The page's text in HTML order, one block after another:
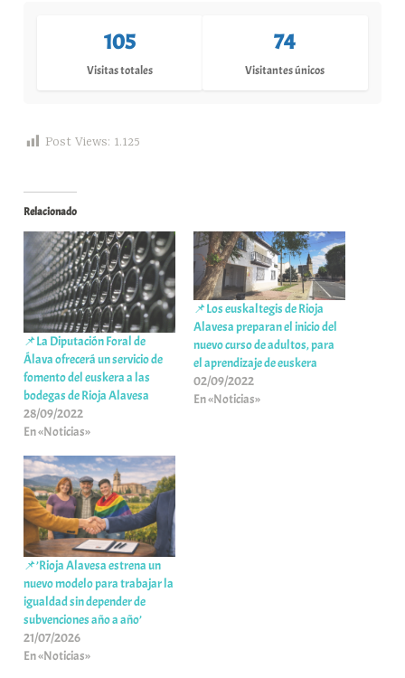
105
Visitas totales
74
Visitantes únicos
Post Views: 1.125
Relacionado
📌La Diputación Foral de
Álava ofrecerá un servicio de
fomento del euskera a las
bodegas de Rioja Alavesa
28/09/2022
En «Noticias»
📌Los euskaltegis de Rioja
Alavesa preparan el inicio del
nuevo curso de adultos, para
el aprendizaje de euskera
02/09/2022
En «Noticias»
📌’Rioja Alavesa estrena un
nuevo modelo para trabajar la
igualdad sin depender de
subvenciones año a año’
21/07/2026
En «Noticias»